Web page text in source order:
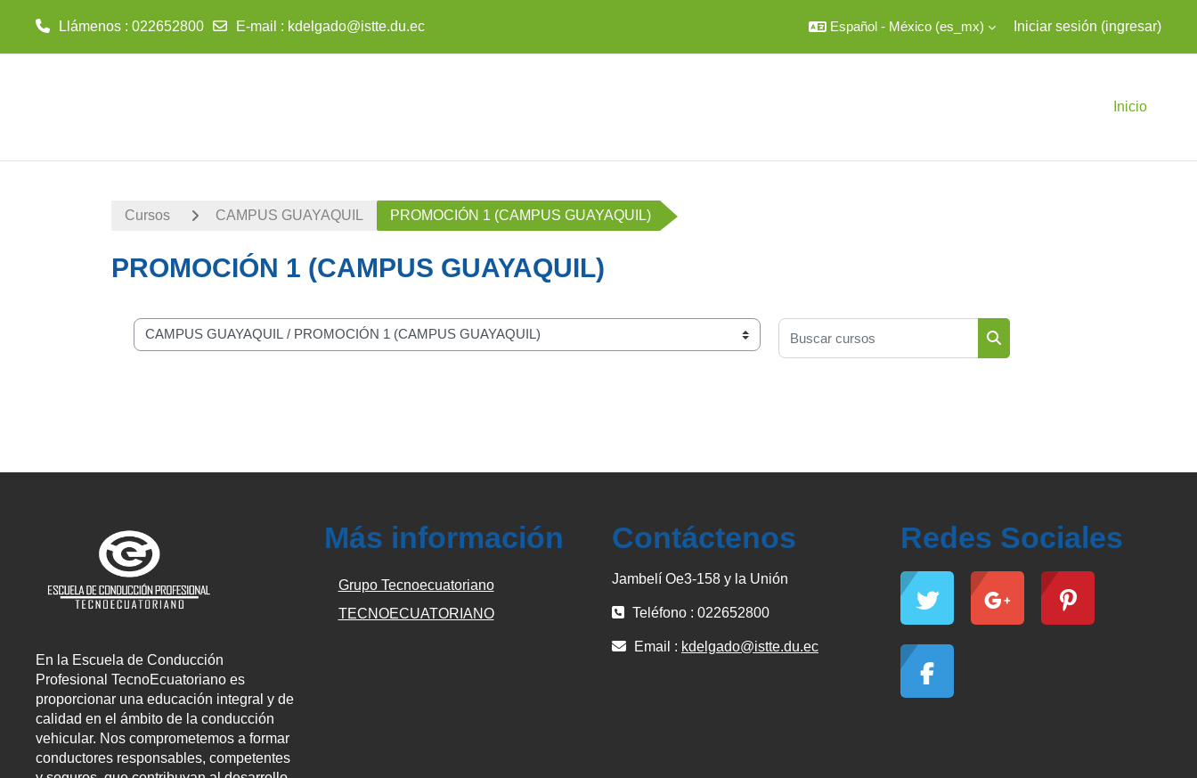
Llámenos : 022652800 E-mail : kdelgado@istte.du.ec Español - México ‎(es_mx)‎ Iniciar sesión (ingresar)
Inicio
Cursos CAMPUS GUAYAQUIL PROMOCIÓN 1 (CAMPUS GUAYAQUIL)
PROMOCIÓN 1 (CAMPUS GUAYAQUIL)
Categorías
Buscar cursos
En la Escuela de Conducción
Profesional TecnoEcuatoriano es
proporcionar una educación integral y de
calidad en el ámbito de la conducción
vehicular. Nos comprometemos a formar
conductores responsables, competentes
Más información
Grupo Tecnoecuatoriano
TECNOECUATORIANO
Contáctenos
Jambelí Oe3-158 y la Unión
Teléfono : 022652800
Email : kdelgado@istte.du.ec
Redes Sociales